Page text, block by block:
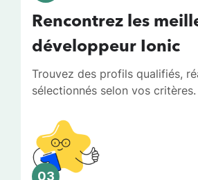
Rencontrez les
développeur Ionic
Trouvez des profils qualifiés,
sélectionnés selon vos critères.
03